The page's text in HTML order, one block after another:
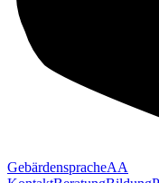
GebärdenspracheAA